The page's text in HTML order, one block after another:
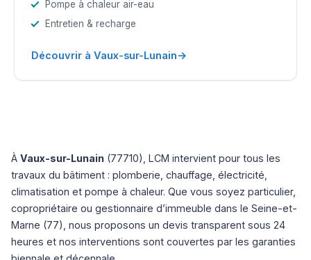
Pompe à chaleur air-eau
Entretien & recharge
Découvrir à Vaux-sur-Lunain→
À Vaux-sur-Lunain (77710), LCM intervient pour tous les
travaux du bâtiment : plomberie, chauffage, électricité,
climatisation et pompe à chaleur. Que vous soyez particulier,
copropriétaire ou gestionnaire d’immeuble dans le Seine-et-
Marne (77), nous proposons un devis transparent sous 24
heures et nos interventions sont couvertes par les garanties